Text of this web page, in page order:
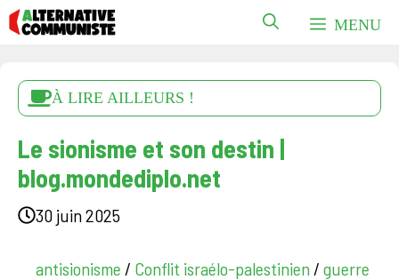
Aller
au
MENU
À LIRE AILLEURS !
Le sionisme et son destin |
blog.mondediplo.net
30 juin 2025
antisionisme / Conflit israélo-palestinien / guerre